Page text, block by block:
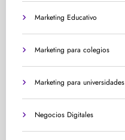
Marketing Educativo
Marketing para colegios
Marketing para universidades
Negocios Digitales